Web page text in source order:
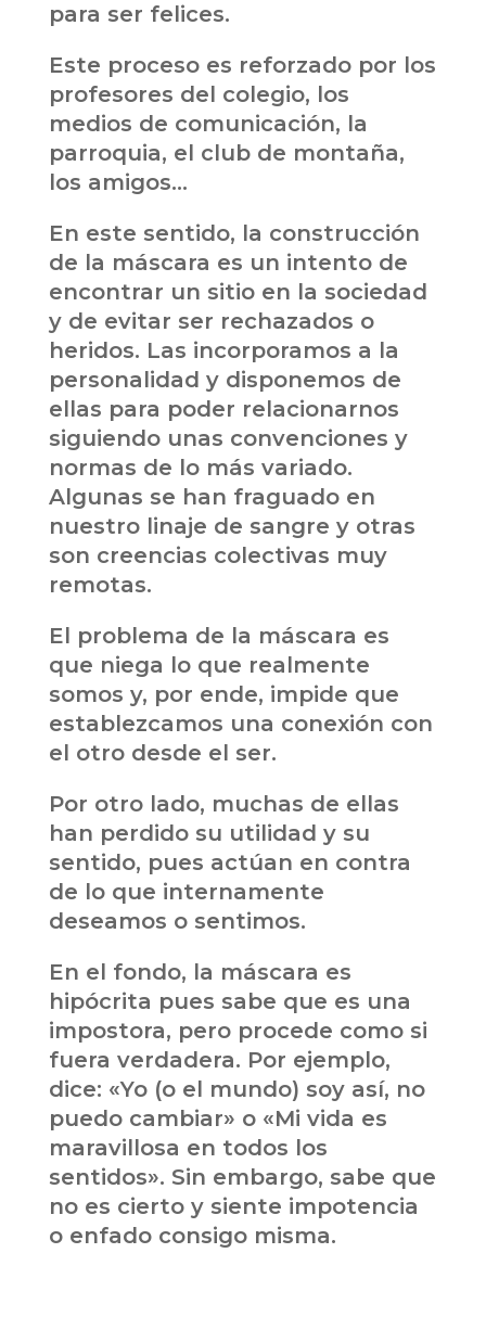
para ser felices.
Este proceso es reforzado por los
profesores del colegio, los
medios de comunicación, la
parroquia, el club de montaña,
los amigos…
En este sentido, la construcción
de la máscara es un intento de
encontrar un sitio en la sociedad
y de evitar ser rechazados o
heridos. Las incorporamos a la
personalidad y disponemos de
ellas para poder relacionarnos
siguiendo unas convenciones y
normas de lo más variado.
Algunas se han fraguado en
nuestro linaje de sangre y otras
son creencias colectivas muy
remotas.
El problema de la máscara es
que niega lo que realmente
somos y, por ende, impide que
establezcamos una conexión con
el otro desde el ser.
Por otro lado, muchas de ellas
han perdido su utilidad y su
sentido, pues actúan en contra
de lo que internamente
deseamos o sentimos.
En el fondo, la máscara es
hipócrita pues sabe que es una
impostora, pero procede como si
fuera verdadera. Por ejemplo,
dice: «Yo (o el mundo) soy así, no
puedo cambiar» o «Mi vida es
maravillosa en todos los
sentidos». Sin embargo, sabe que
no es cierto y siente impotencia
o enfado consigo misma.